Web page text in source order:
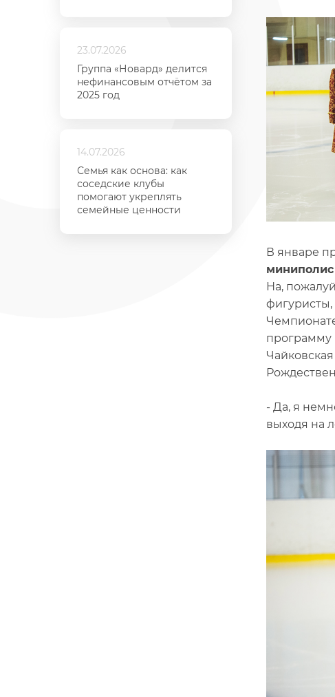
23.07.2026
Группа «Новард» делится
нефинансовым отчётом за
2025 год
14.07.2026
Семья как основа: как
соседские клубы
помогают укреплять
семейные ценности
В январе
На,
программу
- Да, я
выходя на